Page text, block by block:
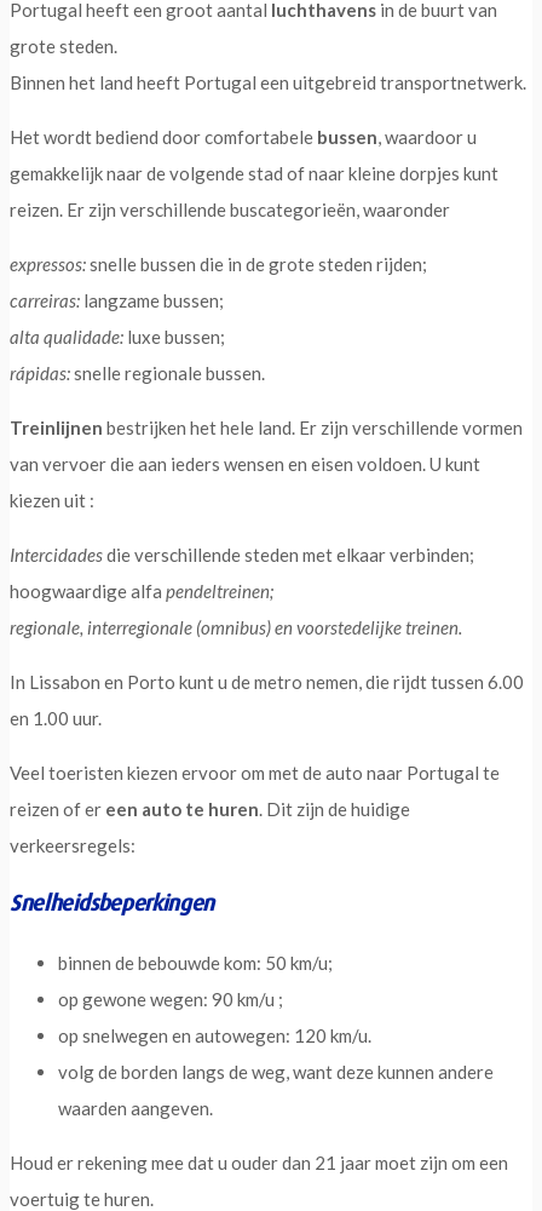
Portugal heeft een groot aantal luchthavens in de buurt van
grote steden.
Binnen het land heeft Portugal een uitgebreid transportnetwerk.
Het wordt bediend door comfortabele bussen, waardoor u
gemakkelijk naar de volgende stad of naar kleine dorpjes kunt
reizen. Er zijn verschillende buscategorieën, waaronder
expressos:snelle bussen die in de grote steden rijden;
carreiras: langzame bussen;
alta qualidade: luxe bussen;
rápidas:snelle regionale bussen.
Treinlijnen bestrijken het hele land. Er zijn verschillende vormen
van vervoer die aan ieders wensen en eisen voldoen. U kunt
kiezen uit :
Intercidadesdie verschillende steden met elkaar verbinden;
hoogwaardige alfa pendeltreinen;
regionale, interregionale (omnibus) en voorstedelijke treinen.
In Lissabon en Porto kunt u de metro nemen, die rijdt tussen 6.00
en 1.00 uur.
Veel toeristen kiezen ervoor om met de auto naar Portugal te
reizen of er een auto te huren. Dit zijn de huidige
verkeersregels:
Snelheidsbeperkingen
binnen de bebouwde kom: 50 km/u;
op gewone wegen: 90 km/u ;
op snelwegen en autowegen: 120 km/u.
volg de borden langs de weg, want deze kunnen andere
waarden aangeven.
Houd er rekening mee dat u ouder dan 21 jaar moet zijn om een
voertuig te huren.